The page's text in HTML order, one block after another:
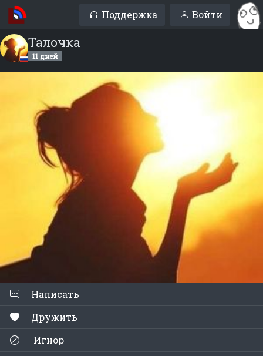
Поддержка Войти
Талочка
11 дней
Написать
Дружить
Игнор